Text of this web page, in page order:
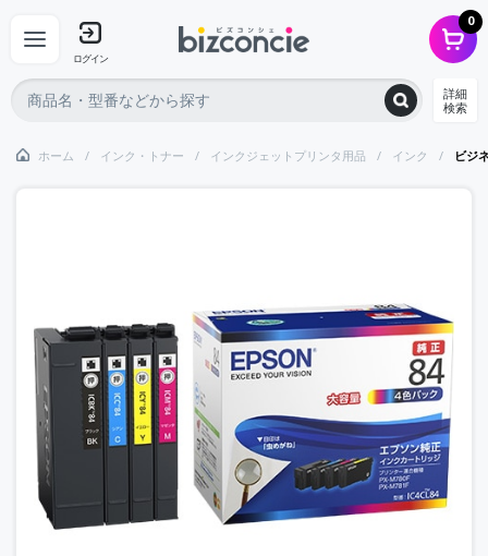
ログイン
0
詳細
検索
ホーム インク・トナー インクジェットプリンタ用品 インク ビジ